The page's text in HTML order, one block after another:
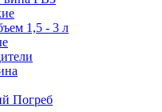
1,5 - 3 л
Погреб